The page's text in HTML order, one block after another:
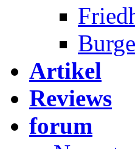
Artikel
Reviews
forum